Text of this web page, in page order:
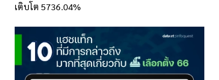
เติบโต 5736.04%